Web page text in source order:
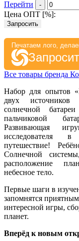
Перейти -
Цена ОПТ [%]:
Запросить
Печатаем лого,
Все товары бренда
Набор для опытов
двух
солнечной
пальчиковой
Развивающая
исследователя в
путешествие!
Солнечной
расположение
небесное тело.
Первые шаги в
запомнятся
интересной игры,
планет.
Вперёд к новым